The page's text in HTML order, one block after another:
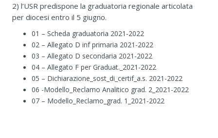
2) l’USR predispone la graduatoria regionale articolata
per diocesi entro il 5 giugno.
01 – Scheda graduatoria 2021-2022
02 – Allegato D inf primaria 2021-2022
03 – Allegato D secondaria 2021-2022
04 – Allegato F per Graduat._2021-2022
05 – Dichiarazione_sost_di_certif_a.s. 2021-2022
06 -Modello_Reclamo Analitico grad. 2_2021-2022
07 – Modello_Reclamo_grad. 1_2021-2022